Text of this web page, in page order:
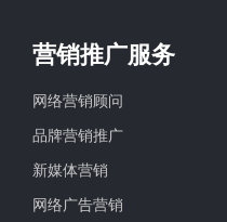
营销推广服务
网络营销顾问
品牌营销推广
新媒体营销
网络广告营销